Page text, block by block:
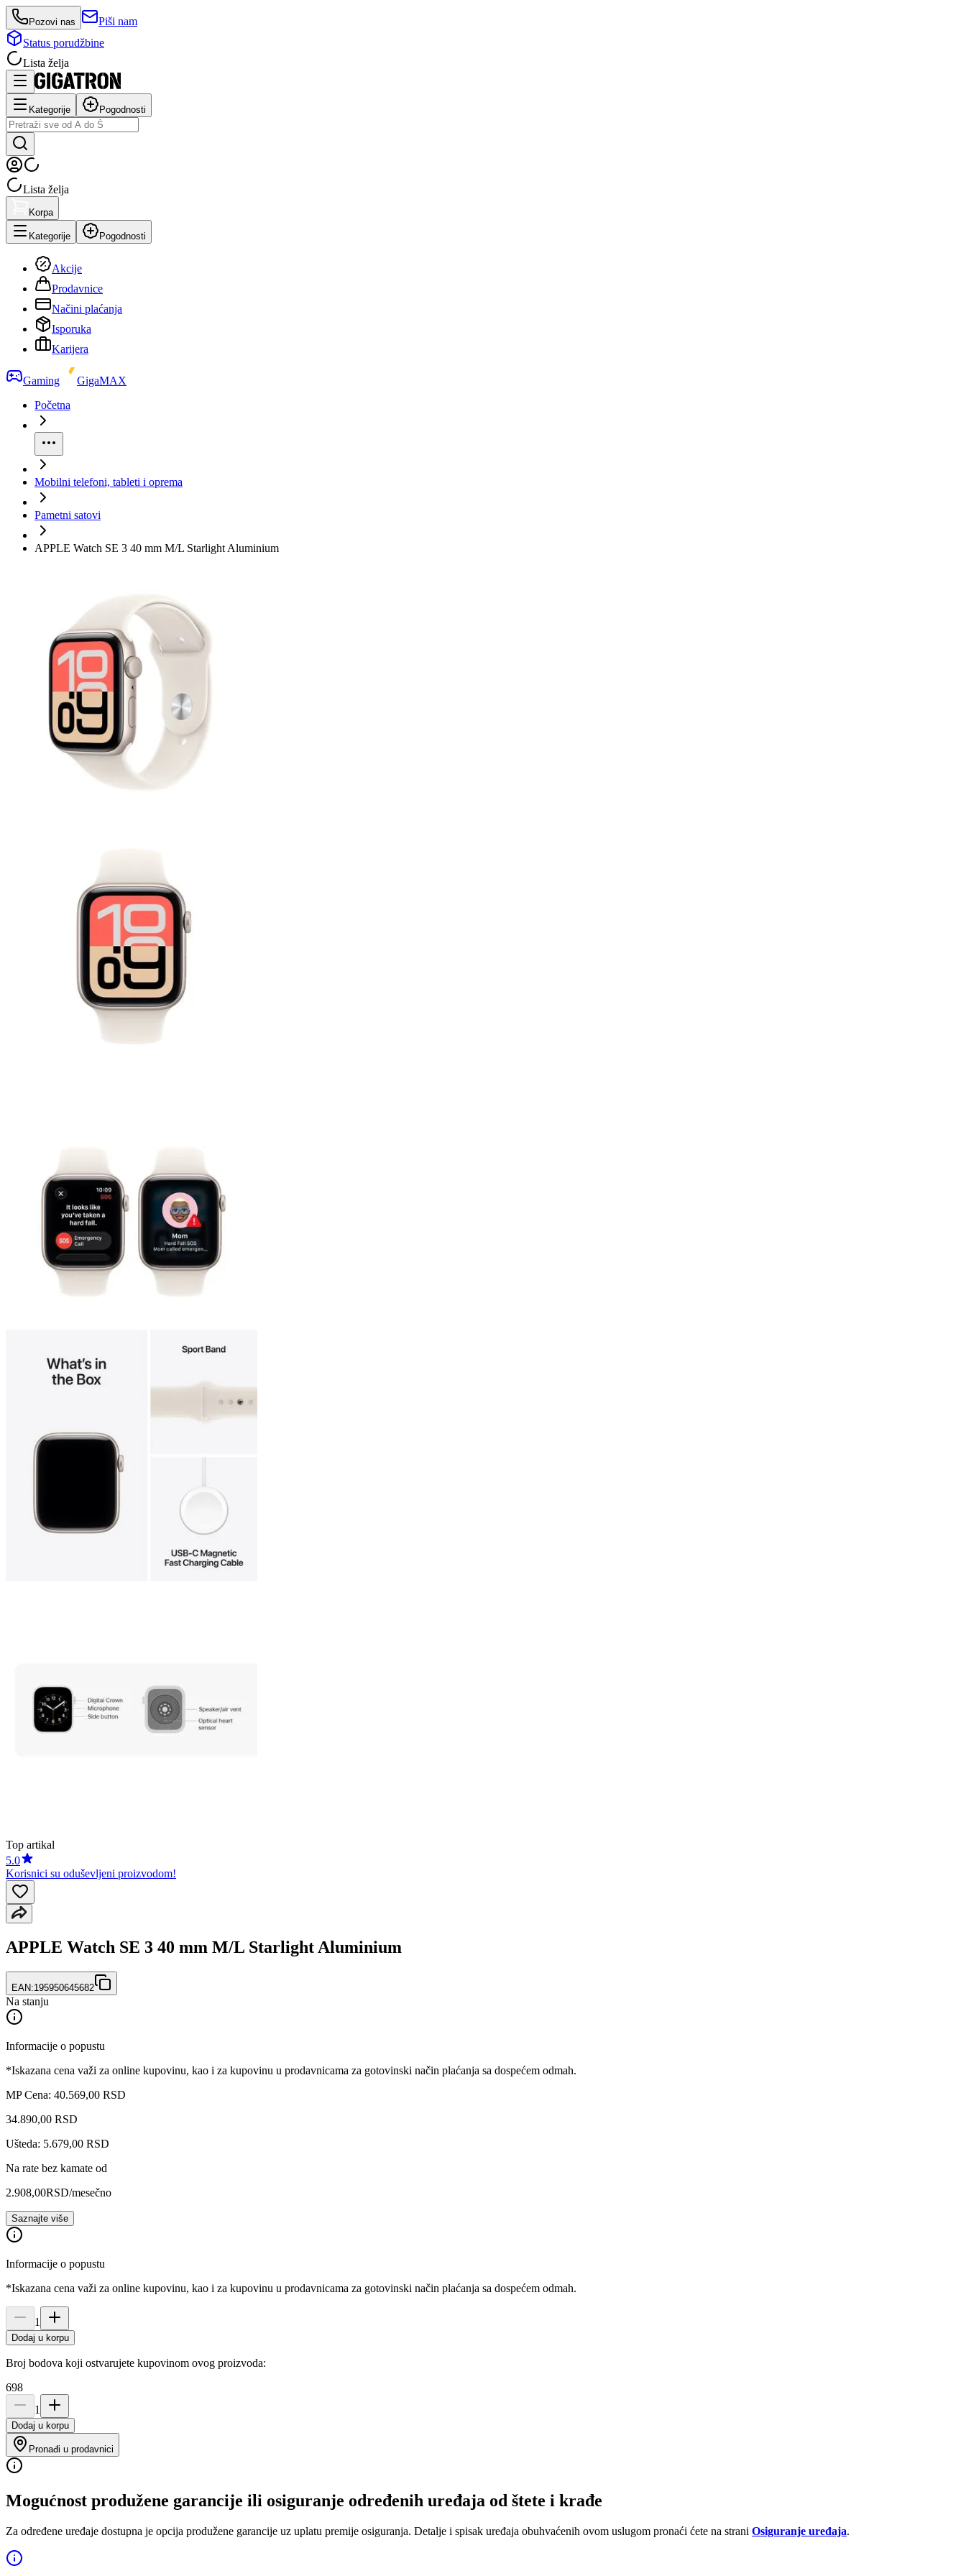
Pozovi nas
Piši nam
Status porudžbine
Lista želja
Kategorije Pogodnosti
Lista želja
Korpa
Kategorije Pogodnosti
Akcije
Prodavnice
Načini plaćanja
Isporuka
Karijera
Gaming
GigaMAX
Početna
Mobilni telefoni, tableti i oprema
Pametni satovi
APPLE Watch SE 3 40 mm M/L Starlight Aluminium
Top artikal
5.0
Korisnici su oduševljeni proizvodom!
APPLE Watch SE 3 40 mm M/L Starlight Aluminium
EAN:195950645682
Na stanju
Informacije o popustu
*Iskazana cena važi za online kupovinu, kao i za kupovinu u prodavnicama za gotovinski način plaćanja sa dospećem odmah.
MP Cena: 40.569,00 RSD
34.890,00 RSD
Ušteda: 5.679,00 RSD
Na rate bez kamate od
2.908,00RSD/mesečno
Saznajte više
Informacije o popustu
*Iskazana cena važi za online kupovinu, kao i za kupovinu u prodavnicama za gotovinski način plaćanja sa dospećem odmah.
1
Dodaj u korpu
Broj bodova koji ostvarujete kupovinom ovog proizvoda:
698
1
Dodaj u korpu
Pronađi u prodavnici
Mogućnost produžene garancije ili osiguranje određenih uređaja od štete i krađe
Za određene uređaje dostupna je opcija produžene garancije uz uplatu premije osiguranja. Detalje i spisak uređaja obuhvaćenih ovom uslugom pronaći ćete na strani Osiguranje uređaja.